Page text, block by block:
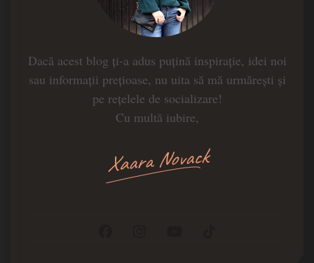
Dacă acest blog ți-a adus puțină inspirație, idei noi
sau informații prețioase, nu uita să mă urmărești și
pe rețelele de socializare!
Cu multă iubire,
Xaara Novack